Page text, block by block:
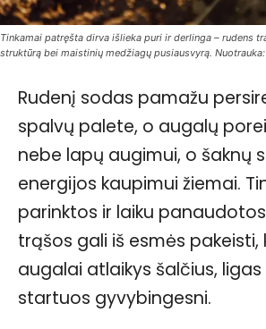
Tinkamai patręšta dirva išlieka puri ir derlinga – rudens
struktūrą bei maistinių medžiagų pusiausvyrą. Nuotrauka:
Rudenį sodas pamažu
spalvų palete, o augalų
nebe lapų augimui, o šaknų
energijos kaupimui žiemai.
parinktos ir laiku
trąšos gali iš esmės pakeisti,
augalai atlaikys šalčius,
startuos gyvybingesni.